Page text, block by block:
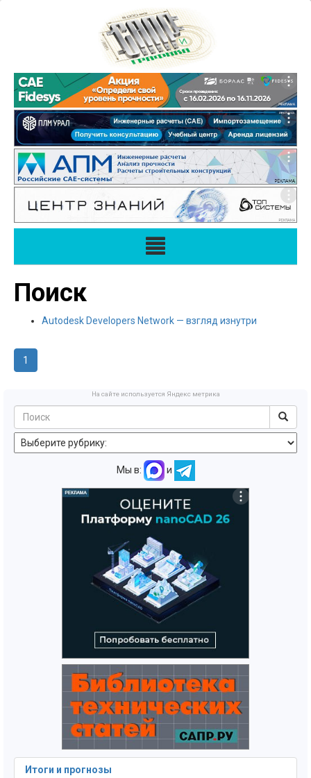
Поиск
Autodesk Developers Network — взгляд изнутри
1
На сайте используется Яндекс метрика
Мы в: и
Итоги и прогнозы